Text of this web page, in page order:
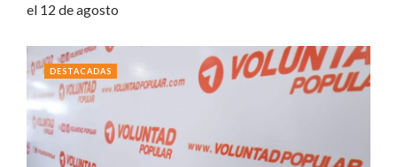
el 12 de agosto
DESTACADAS